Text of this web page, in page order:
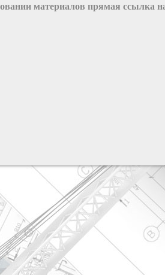
материалов прямая ссылка